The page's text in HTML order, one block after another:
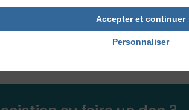
Accepter et continuer
Personnaliser